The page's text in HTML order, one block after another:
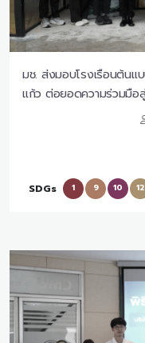
มช. ส่งมอบโรงเรือนต้นแ
แก้ว ต่อยอดความร่วมมือ
SDGs 1 9 10 12